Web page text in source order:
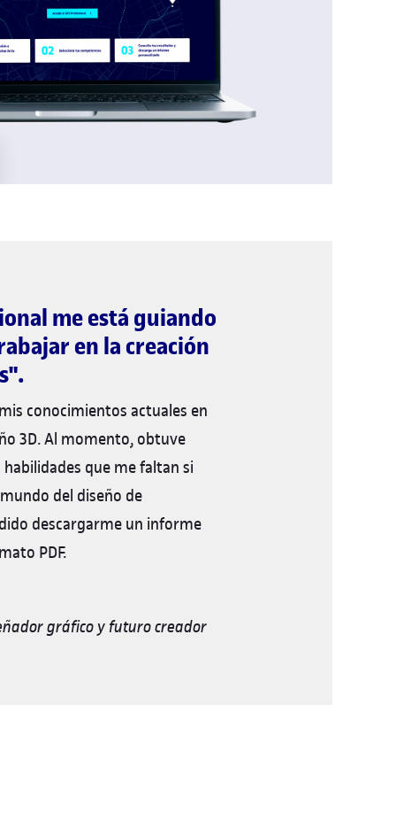
me está guiando
en la creación
conocimientos actuales en
3D. Al momento, obtuve
que me faltan si
del diseño de
descargarme un informe
PDF.
gráfico y futuro creador